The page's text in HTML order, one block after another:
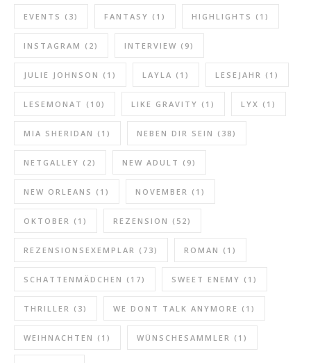
EVENTS (3) FANTASY (1) HIGHLIGHTS (1)
INSTAGRAM (2) INTERVIEW (9)
JULIE JOHNSON (1) LAYLA (1) LESEJAHR (1)
LESEMONAT (10) LIKE GRAVITY (1) LYX (1)
MIA SHERIDAN (1) NEBEN DIR SEIN (38)
NETGALLEY (2) NEW ADULT (9)
NEW ORLEANS (1) NOVEMBER (1)
OKTOBER (1) REZENSION (52)
REZENSIONSEXEMPLAR (73) ROMAN (1)
SCHATTENMÄDCHEN (17) SWEET ENEMY (1)
THRILLER (3) WE DONT TALK ANYMORE (1)
WEIHNACHTEN (1) WÜNSCHESAMMLER (1)